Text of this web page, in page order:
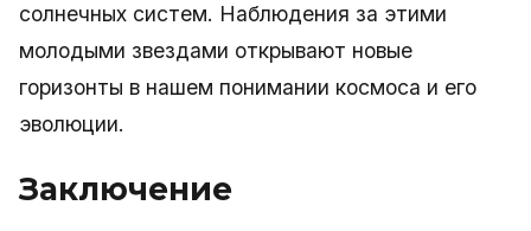
солнечных систем. Наблюдения за этими
молодыми звездами открывают новые
горизонты в нашем понимании космоса и его
эволюции.
Заключение